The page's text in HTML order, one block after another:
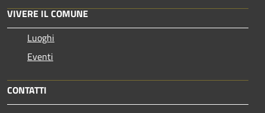
VIVERE IL COMUNE
Luoghi
Eventi
CONTATTI